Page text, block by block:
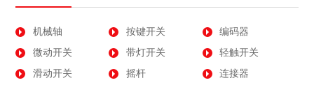
机械轴 按键开关
编码器
微动开关
带灯开关
轻触开关
滑动开关
摇杆
连接器